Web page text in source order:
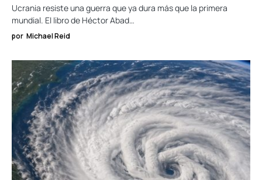
Ucrania resiste una guerra que ya dura más que la primera
mundial. El libro de Héctor Abad…
por Michael Reid